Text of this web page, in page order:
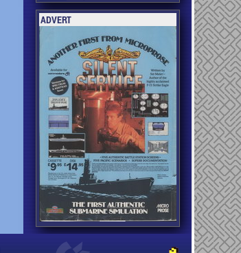
ADVERT